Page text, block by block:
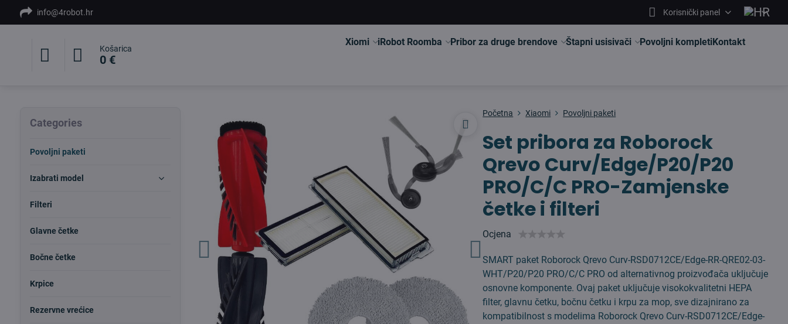
info@4robot.hr Korisnički panel
Košarica
0 €
Xiomi iRobot Roomba Pribor za druge brendove Štapni usisivači Povoljni kompletiKontakt
Početna Xiaomi Povoljni paketi
Set pribora za Roborock
Qrevo Curv/Edge/P20/P20
PRO/C/C PRO-Zamjenske
četke i filteri
Ocjena
SMART paket Roborock Qrevo Curv-RSD0712CE/Edge-RR-QRE02-03-
WHT/P20/P20 PRO/C/C PRO od alternativnog proizvođača uključuje
osnovne komponente. Ovaj paket uključuje visokokvalitetni HEPA
filter, glavnu četku, bočnu četku i krpu za mop, sve dizajnirano za
kompatibilnost s modelima Roborock Qrevo Curv-RSD0712CE/Edge-
Categories
Povoljni paketi
Izabrati model
Filteri
Glavne četke
Bočne četke
Krpice
Rezervne vrećice